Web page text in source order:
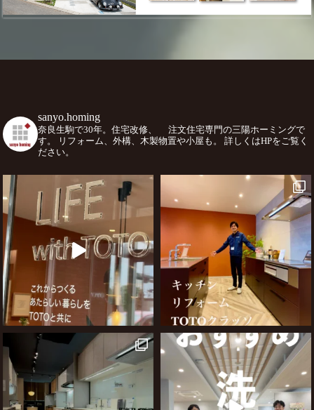
sanyo.homing
奈良生駒で30年。住宅改修、
注文住宅専門の三陽ホーミングで
す。
リフォーム、外構、木製物置や小屋も。
詳しくはHPをご覧く
ださい。